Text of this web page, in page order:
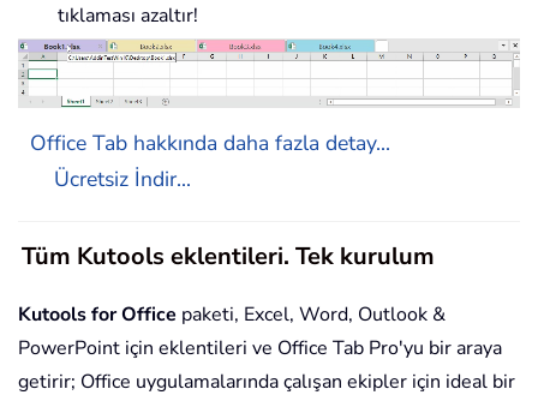
tıklaması azaltır!
Office Tab hakkında daha fazla detay...
Ücretsiz İndir...
Tüm Kutools eklentileri. Tek kurulum
Kutools for Office paketi, Excel, Word, Outlook &
PowerPoint için eklentileri ve Office Tab Pro'yu bir araya
getirir; Office uygulamalarında çalışan ekipler için ideal bir